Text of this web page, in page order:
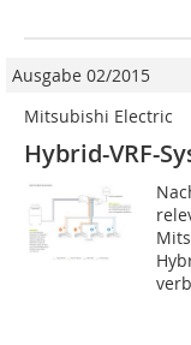
Ausgabe 02/2015
Mitsubishi Electric
Hybrid-VRF-